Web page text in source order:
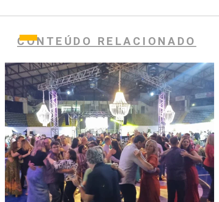
CONTEÚDO RELACIONADO